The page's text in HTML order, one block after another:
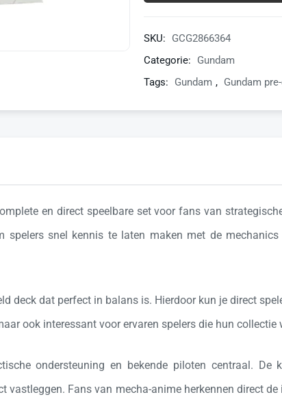
SKU:
GCG2866364
Categorie:
Gundam
Tags:
Gundam , Gundam
en direct speelbare set voor fans van
snel kennis te laten maken met de
deck dat perfect in balans is. Hierdoor kun je direct
ook interessant voor ervaren spelers die hun
ondersteuning en bekende piloten centraal.
vastleggen. Fans van mecha-anime herkennen direct